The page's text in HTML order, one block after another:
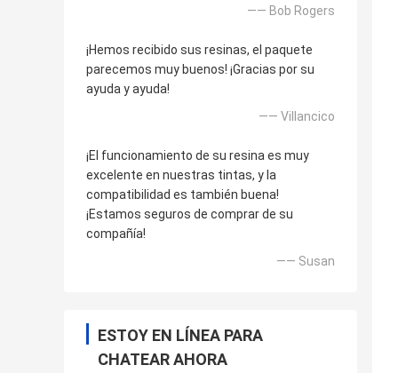
—— Bob Rogers
¡Hemos recibido sus resinas, el paquete
parecemos muy buenos! ¡Gracias por su
ayuda y ayuda!
—— Villancico
¡El funcionamiento de su resina es muy
excelente en nuestras tintas, y la
compatibilidad es también buena!
¡Estamos seguros de comprar de su
compañía!
—— Susan
ESTOY EN LÍNEA PARA
CHATEAR AHORA